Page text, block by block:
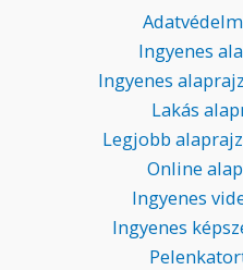
Ingyenes
Ingyenes
Lakás
Legjobb
Online
Ingyenes
Ingyenes